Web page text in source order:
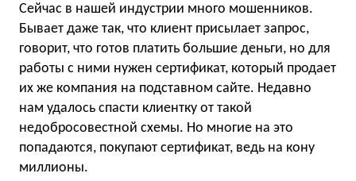
Сейчас в нашей индустрии много мошенников.
Бывает даже так, что клиент присылает запрос,
говорит, что готов платить большие деньги, но для
работы с ними нужен сертификат, который продает
их же компания на подставном сайте. Недавно
нам удалось спасти клиентку от такой
недобросовестной схемы. Но многие на это
попадаются, покупают сертификат, ведь на кону
миллионы.